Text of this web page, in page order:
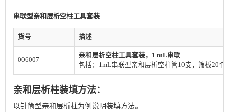
串联型亲和层析空柱工具套装
货号 描述
006007
亲和层析空柱工具套装，1 mL串联
包括：1mL串联型亲和层析空柱管10支，筛板20
亲和层析柱装填方法：
以针筒型亲和层析柱为例说明装填方法。